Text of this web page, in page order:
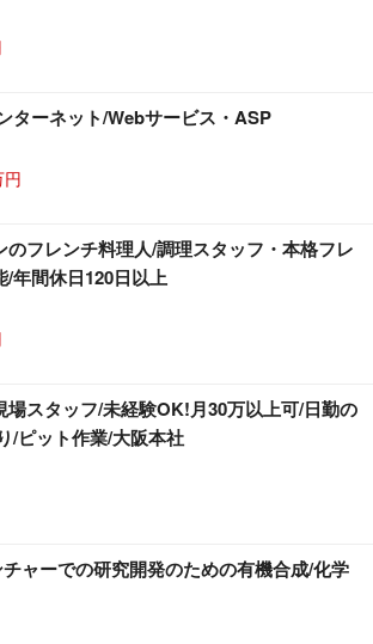
ターネット/Webサービス・ASP
フレンチ料理人/調理スタッフ・本格フレ
/年間休日120日以上
場スタッフ/未経験OK!月30万以上可/日勤の
/ピット作業/大阪本社
ャーでの研究開発のための有機合成/化学